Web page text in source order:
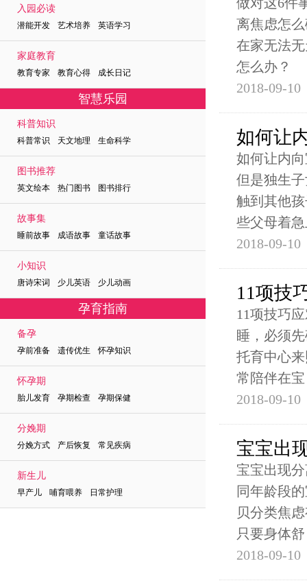
入园必读
潜能开发 艺术培养 英语学习
家庭教育
教育专家 教育心得 成长日记
智慧乐园
科普知识
科普常识 天文地理 生命科学
图书推荐
英文绘本 热门图书 图书排行
故事集
睡前故事 成语故事 童话故事
小知识
唐诗宋词 少儿英语 少儿动画
孕育指南
备孕
孕前准备 遗传优生 怀孕知识
怀孕期
胎儿发育 孕期检查 孕期保健
分娩期
分娩方式 产后恢复 常见疾病
新生儿
早产儿 哺育喂养 日常护理
离焦虑怎
在家无法
怎么办？
2018-09-10
如何让
如何让内
但是独生
触到其他
些父母着
2018-09-10
11项技
11项技巧
睡，必须
托育中心
常陪伴在宝
2018-09-10
宝宝出
宝宝出现
同年龄段
贝分类焦
只要身体舒
2018-09-10